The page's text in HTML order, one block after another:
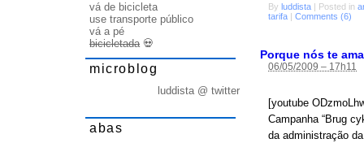
By luddista | Posted in
tarifa | Comments (6)
Porque nós te
06/05/2009 – 17h11
[youtube
Campanha “Brug
da administração
vá de bicicleta
use transporte público
vá a pé
bicicletada💀
microblog
luddista @ twitter
abas